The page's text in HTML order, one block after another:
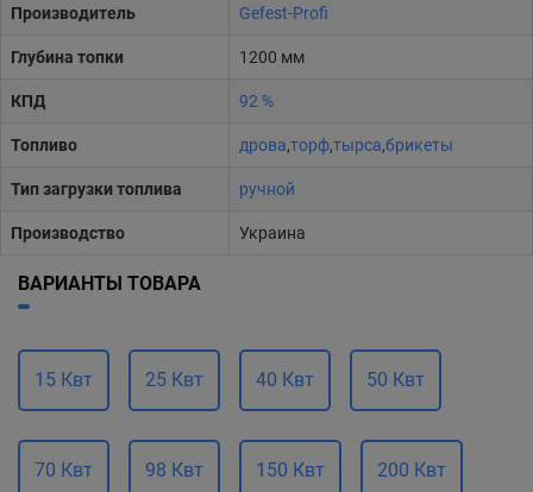
Производитель Gefest-Profi
Глубина топки 1200 мм
КПД 92 %
Топливо дрова,торф,тырса,брикеты
Тип загрузки топлива ручной
Производство Украина
ВАРИАНТЫ ТОВАРА
15 Квт 25 Квт 40 Квт 50 Квт
70 Квт 98 Квт 150 Квт 200 Квт